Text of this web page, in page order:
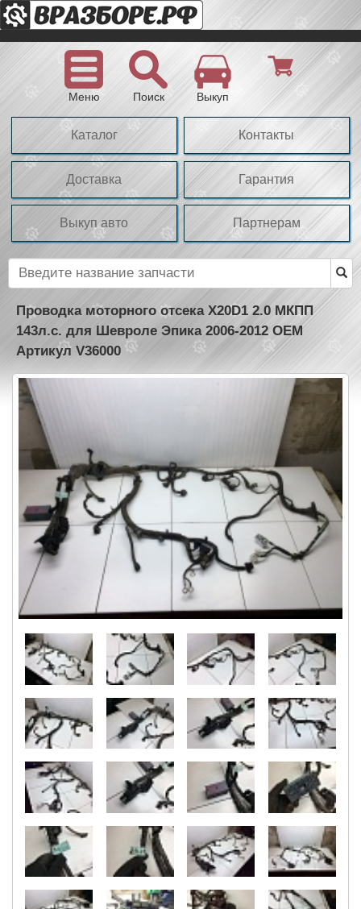
Меню Поиск Выкуп
Каталог Контакты
Доставка Гарантия
Выкуп авто Партнерам
Проводка моторного отсека X20D1 2.0 МКПП
143л.с. для Шевроле Эпика 2006-2012 OEM
Артикул V36000